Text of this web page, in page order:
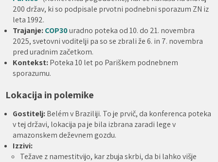
200 držav, ki so podpisale prvotni podnebni sporazum ZN iz
leta 1992.
Trajanje:COP30uradno poteka od 10. do 21. novembra
2025, svetovni voditelji pa so se zbrali že 6. in 7. novembra
pred uradnim začetkom.
Kontekst:Poteka 10 let po Pariškem podnebnem
sporazumu.
Lokacija in polemike
Gostitelj:Belém v Braziliji. To je prvič, da konferenca poteka
v tej državi, lokacija pa je bila izbrana zaradi lege v
amazonskem deževnem gozdu.
Izzivi:
Težave z namestitvijo, kar zbuja skrbi, da bi lahko višje